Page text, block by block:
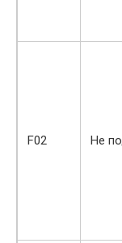
F02 Не